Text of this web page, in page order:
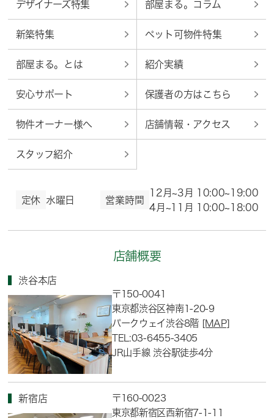
デザイナーズ特集 部屋まる。コラム
新築特集 ペット可物件特集
部屋まる。とは 紹介実績
安心サポート 保護者の方はこちら
物件オーナー様へ 店舗情報・アクセス
スタッフ紹介
定休 水曜日 営業時間
12月~3月 10:00~19:00
4月~11月 10:00~18:00
店舗概要
渋谷本店
〒150-0041
東京都渋谷区神南1-20-9
パークウェイ渋谷8階 [MAP]
TEL:03-6455-3405
JR山手線 渋谷駅徒歩4分
新宿店
〒160-0023
東京都新宿区西新宿7-1-11